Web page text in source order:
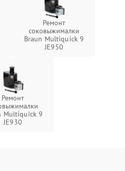
Ремонт
соковыжималки
Braun Multiquick 9
JE950
Ремонт
Multiquick 9
JE930